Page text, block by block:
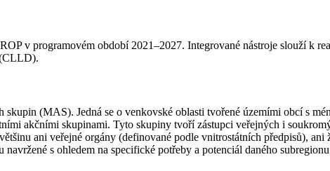
v programovém období 2021–2027. Integrované nástroje slouží k
(MAS). Jedná se o venkovské oblasti tvořené územími obcí s
akčními skupinami. Tyto skupiny tvoří zástupci veřejných i
ani veřejné orgány (definované podle vnitrostátních předpisů),
s ohledem na specifické potřeby a potenciál daného